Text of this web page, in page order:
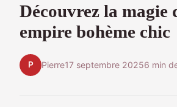
Découvrez la magie
empire bohème chic
P Pierre17 septembre 20256 min